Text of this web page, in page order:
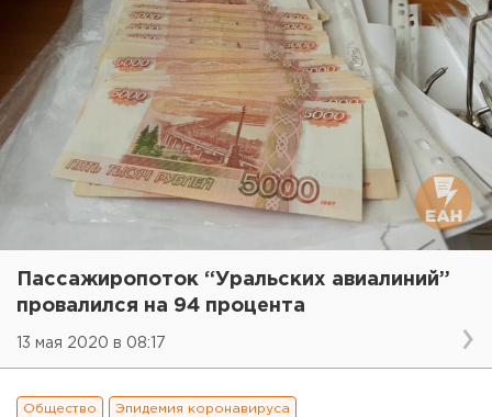
Пассажиропоток “Уральских авиалиний”
провалился на 94 процента
13 мая 2020 в 08:17
Общество Эпидемия коронавируса